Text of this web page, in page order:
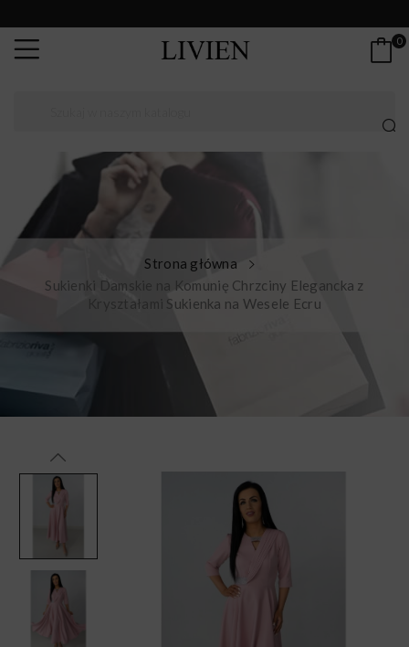
0
Strona główna
Sukienki Damskie na Komunię Chrzciny Elegancka z
Kryształami Sukienka na Wesele Ecru